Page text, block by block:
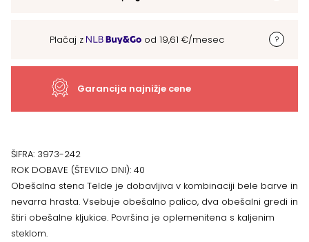
dimenzije
89
144
x
30
Plačaj z od 19,61 €/mesec
Garancija najnižje cene
ŠIFRA: 3973-242
ROK DOBAVE (ŠTEVILO DNI): 40
Obešalna stena Telde je dobavljiva v kombinaciji bele barve in
nevarra hrasta. Vsebuje obešalno palico, dva obešalni gredi in
štiri obešalne kljukice. Površina je oplemenitena s kaljenim
steklom.